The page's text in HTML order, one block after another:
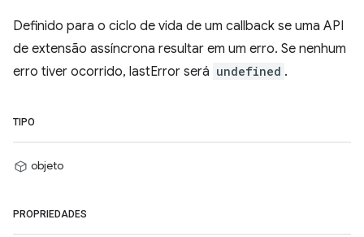
Definido para o ciclo de vida de um callback se uma API
de extensão assíncrona resultar em um erro. Se nenhum
erro tiver ocorrido, lastError será undefined .
TIPO
objeto
PROPRIEDADES